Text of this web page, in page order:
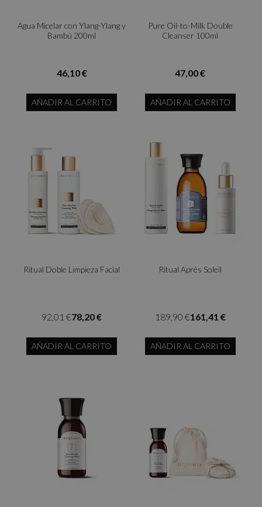
Agua Micelar con Ylang-Ylang y
Bambú 200ml
46,10 €
AÑADIR AL CARRITO
Pure Oil-to-Milk Double
Cleanser 100ml
47,00 €
AÑADIR AL CARRITO
Ritual Doble Limpieza Facial
78,20 €
92,01 €
AÑADIR AL CARRITO
Ritual Après Soleil
161,41 €
189,90 €
AÑADIR AL CARRITO